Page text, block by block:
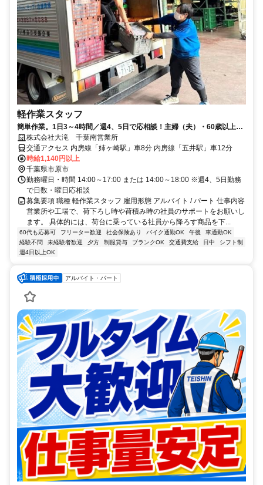
軽作業スタッフ
簡単作業。1日3～4時間／週4、5日で応相談！主婦（夫）・60歳以上大
歓迎！男性活躍中★
株式会社大滝 千葉南営業所
交通アクセス 内房線「姉ヶ崎駅」車8分 内房線「五井駅」車12分
時給1,140円以上
千葉県市原市
勤務曜日・時間 14:00～17:00 または 14:00～18:00 ※週4、5日勤務
で日数・曜日応相談
募集要項 職種 軽作業スタッフ 雇用形態 アルバイト / パート 仕事内容
営業所や工場で、荷下ろし時や荷積み時の社員のサポートをお願いし
ます。 具体的には、荷台に乗っている社員から降ろす商品を下...
60代も応募可 フリーター歓迎 社会保険あり バイク通勤OK 午後
車通勤OK
経験不問
未経験者歓迎 夕方 制服貸与 ブランクOK 交通費支給 日中
シフト制
週4日以上OK
アルバイト・パート